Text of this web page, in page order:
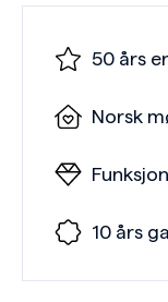
50 års
Norsk
10 års